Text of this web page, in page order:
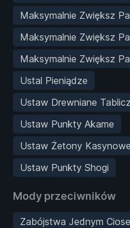
Maksymalnie Zwiększ
Maksymalnie Zwiększ
Maksymalnie Zwiększ
Ustal Pieniądze
Ustaw Drewniane
Ustaw Punkty Akame
Ustaw Żetony Kasynowe
Ustaw Punkty Shogi
Mody przeciwników
Zabójstwa Jednym